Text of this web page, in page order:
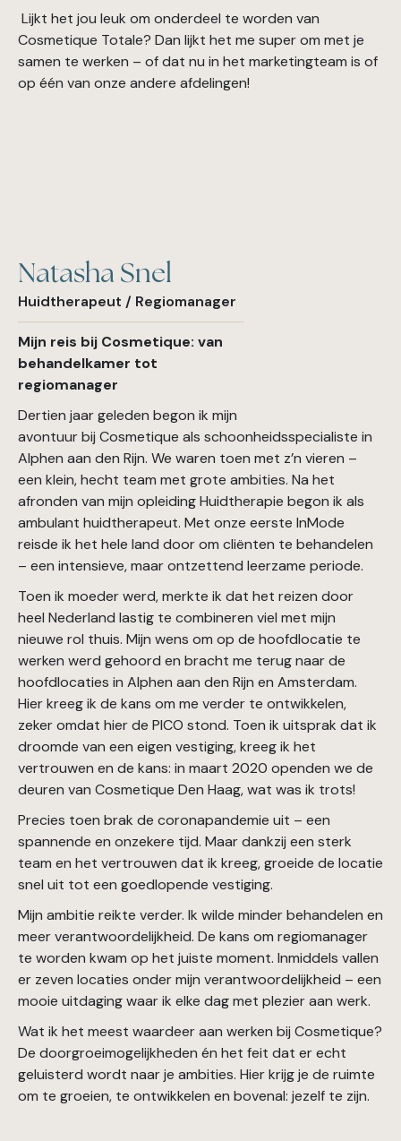
Lijkt het jou leuk om onderdeel te worden van
Cosmetique Totale? Dan lijkt het me super om met je
samen te werken – of dat nu in het marketingteam is of
op één van onze andere afdelingen!
Natasha Snel
Huidtherapeut / Regiomanager
Mijn reis bij Cosmetique: van
behandelkamer tot
regiomanager
Dertien jaar geleden begon ik mijn
avontuur bij Cosmetique als schoonheidsspecialiste in
Alphen aan den Rijn. We waren toen met z’n vieren –
een klein, hecht team met grote ambities. Na het
afronden van mijn opleiding Huidtherapie begon ik als
ambulant huidtherapeut. Met onze eerste InMode
reisde ik het hele land door om cliënten te behandelen
– een intensieve, maar ontzettend leerzame periode.
Toen ik moeder werd, merkte ik dat het reizen door
heel Nederland lastig te combineren viel met mijn
nieuwe rol thuis. Mijn wens om op de hoofdlocatie te
werken werd gehoord en bracht me terug naar de
hoofdlocaties in Alphen aan den Rijn en Amsterdam.
Hier kreeg ik de kans om me verder te ontwikkelen,
zeker omdat hier de PICO stond. Toen ik uitsprak dat ik
droomde van een eigen vestiging, kreeg ik het
vertrouwen en de kans: in maart 2020 openden we de
deuren van Cosmetique Den Haag, wat was ik trots!
Precies toen brak de coronapandemie uit – een
spannende en onzekere tijd. Maar dankzij een sterk
team en het vertrouwen dat ik kreeg, groeide de locatie
snel uit tot een goedlopende vestiging.
Mijn ambitie reikte verder. Ik wilde minder behandelen en
meer verantwoordelijkheid. De kans om regiomanager
te worden kwam op het juiste moment. Inmiddels vallen
er zeven locaties onder mijn verantwoordelijkheid – een
mooie uitdaging waar ik elke dag met plezier aan werk.
Wat ik het meest waardeer aan werken bij Cosmetique?
De doorgroeimogelijkheden én het feit dat er echt
geluisterd wordt naar je ambities. Hier krijg je de ruimte
om te groeien, te ontwikkelen en bovenal: jezelf te zijn.